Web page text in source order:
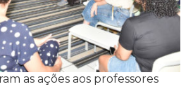
as ações aos professores